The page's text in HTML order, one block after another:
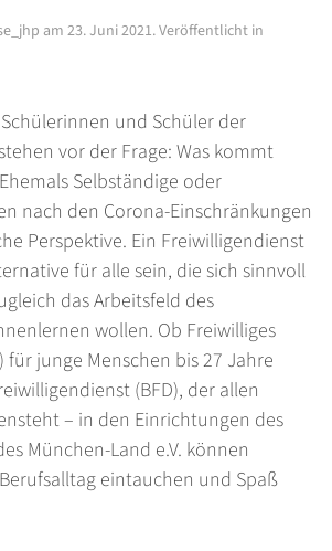
am 23. Juni 2021. Veröffentlicht in
und Schüler der
vor der Frage: Was kommt
Selbständige oder
nach den Corona-Einschränkungen
Perspektive. Ein Freiwilligendienst
für alle sein, die sich sinnvoll
das Arbeitsfeld des
wollen. Ob Freiwilliges
für junge Menschen bis 27 Jahre
(BFD), der allen
– in den Einrichtungen des
München-Land e.V. können
eintauchen und Spaß